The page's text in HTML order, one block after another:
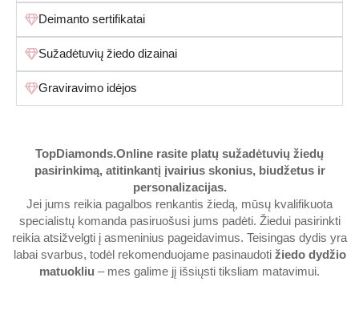
Deimanto sertifikatai
Sužadėtuvių žiedo dizainai
Graviravimo idėjos
TopDiamonds.Online rasite platų sužadėtuvių žiedų
pasirinkimą, atitinkantį įvairius skonius, biudžetus ir
personalizacijas.
Jei jums reikia pagalbos renkantis žiedą, mūsų kvalifikuota
specialistų komanda pasiruošusi jums padėti. Žiedui pasirinkti
reikia atsižvelgti į asmeninius pageidavimus. Teisingas dydis yra
labai svarbus, todėl rekomenduojame pasinaudoti žiedo dydžio
matuokliu – mes galime jį išsiųsti tiksliam matavimui.